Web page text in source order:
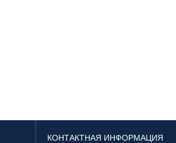
КОНТАКТНАЯ ИНФОРМАЦИЯ